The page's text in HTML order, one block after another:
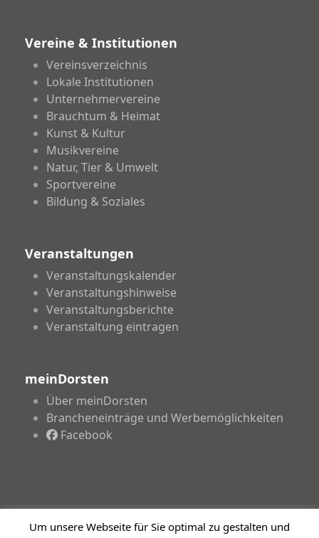
Vereine & Institutionen
Vereinsverzeichnis
Lokale Institutionen
Unternehmervereine
Brauchtum & Heimat
Kunst & Kultur
Musikvereine
Natur, Tier & Umwelt
Sportvereine
Bildung & Soziales
Veranstaltungen
Veranstaltungskalender
Veranstaltungshinweise
Veranstaltungsberichte
Veranstaltung eintragen
meinDorsten
Über meinDorsten
Brancheneinträge und Werbemöglichkeiten
Facebook
Copyright 2026 - meinDorsten.de - Informationen für
Um unsere Webseite für Sie optimal zu gestalten und